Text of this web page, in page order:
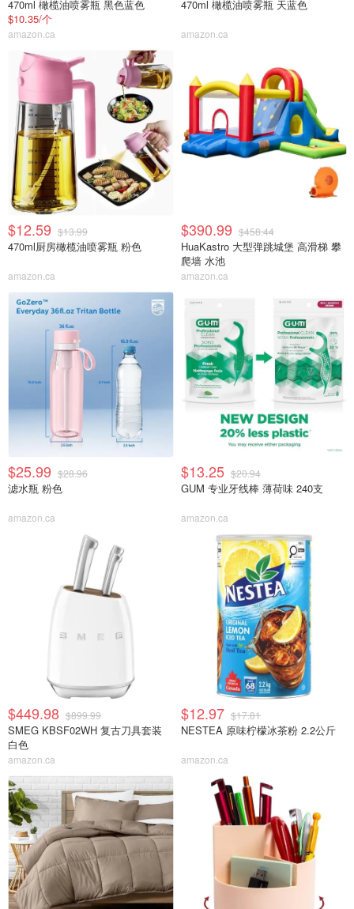
470ml 橄榄油喷雾瓶 黑色蓝色
$10.35/个
amazon.ca
470ml 橄榄油喷雾瓶 天蓝色
amazon.ca
$12.59 $13.99
470ml厨房橄榄油喷雾瓶 粉色
amazon.ca
$390.99 $458.44
HuaKastro 大型弹跳城堡 高滑梯 攀
爬墙 水池
amazon.ca
$25.99 $28.96
滤水瓶 粉色
amazon.ca
$13.25 $20.94
GUM 专业牙线棒 薄荷味 240支
amazon.ca
$449.98 $899.99
SMEG KBSF02WH 复古刀具套装
白色
amazon.ca
$12.97 $17.81
NESTEA 原味柠檬冰茶粉 2.2公斤
amazon.ca